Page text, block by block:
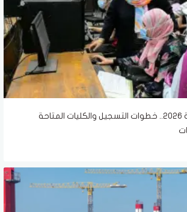
تنسيق المرحلة الثانية 2026.. خطوات التسجيل والكليات المتاحة